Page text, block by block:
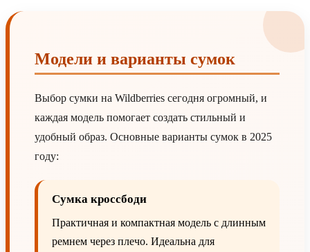
Модели и варианты сумок
Выбор сумки на Wildberries сегодня огромный, и
каждая модель помогает создать стильный и
удобный образ. Основные варианты сумок в 2025
году:
Сумка кроссбоди
Практичная и компактная модель с длинным
ремнем через плечо. Идеальна для